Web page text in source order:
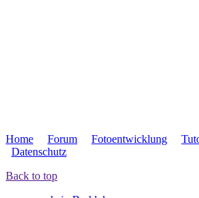
Home Forum Fotoentwicklung
Datenschutz
Back to top